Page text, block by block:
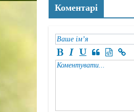
Коментарі